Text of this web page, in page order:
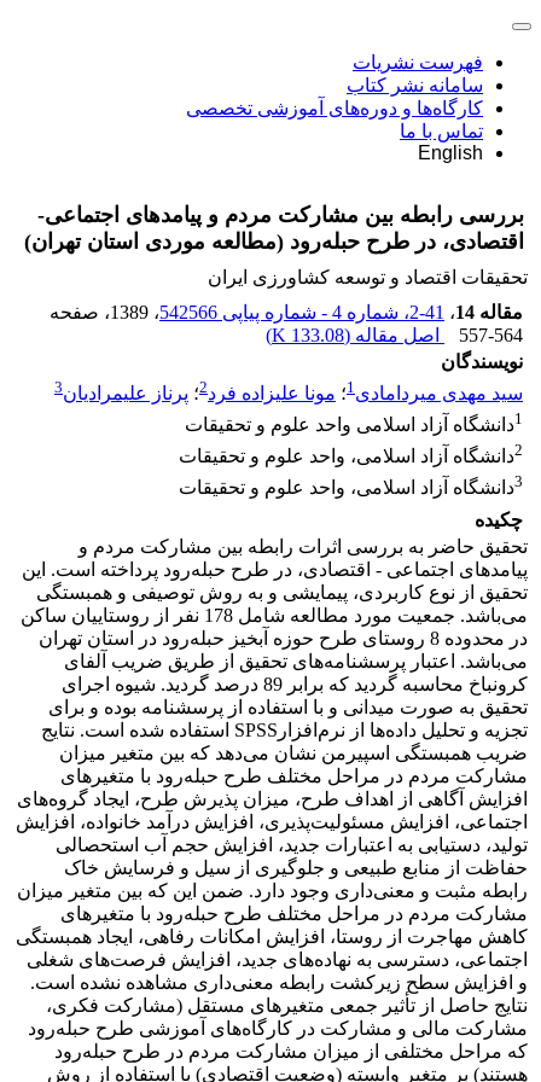
فهرست نشریات
سامانه نشر کتاب
کارگاه‌ها و دوره‌های آموزشی تخصصی
تماس با ما
English
بررسی رابطه بین مشارکت مردم و پیامدهای اجتماعی-
اقتصادی، در طرح حبله‌رود (مطالعه موردی استان تهران)
تحقیقات اقتصاد و توسعه کشاورزی ایران
مقاله 14
، 41-2، شماره 4 - شماره پیاپی 542566 ، 1389
، صفحه
557-564
اصل مقاله (133.08 K
)
نویسندگان
سید مهدی میردامادی1؛ مونا علیزاده فرد2؛ پرناز علیمرادیان3
1دانشگاه آزاد اسلامی واحد علوم و تحقیقات
2دانشگاه‌ آزاد اسلامی، واحد علوم و تحقیقات
3دانشگاه آزاد اسلامی، واحد علوم و تحقیقات
چکیده
تحقیق حاضر به بررسی اثرات رابطه بین مشارکت مردم و
پیامدهای اجتماعی - اقتصادی، در طرح حبله‌رود پرداخته است. این
تحقیق از نوع کاربردی، پیمایشی و به روش توصیفی و همبستگی
می‌باشد. جمعیت مورد مطالعه شامل 178 نفر از روستاییان ساکن
در محدوده 8 روستای طرح حوزه آبخیز حبله‌رود در استان تهران
می‌باشد. اعتبار پرسشنامه‌های تحقیق از طریق ضریب آلفای
کرونباخ محاسبه گردید که برابر 89 درصد گردید. شیوه اجرای
تحقیق به صورت میدانی و با استفاده از پرسشنامه بوده و برای
تجزیه و تحلیل داده‌ها از نرم‌افزارSPSS استفاده شده است. نتایج
ضریب همبستگی اسپیرمن نشان می‌دهد که بین متغیر میزان
مشارکت مردم در مراحل مختلف طرح حبله‌رود با متغیرهای
افزایش آگاهی از اهداف طرح، میزان پذیرش طرح، ایجاد گروه‌های
اجتماعی، افزایش مسئولیت‌پذیری، افزایش درآمد خانواده، افزایش
تولید، دستیابی به اعتبارات جدید، افزایش حجم آب استحصالی
حفاظت از منابع طبیعی و جلوگیری از سیل و فرسایش خاک
رابطه مثبت و معنی‌داری وجود دارد. ضمن این که بین متغیر میزان
مشارکت مردم در مراحل مختلف طرح حبله‌رود با متغیرهای
کاهش مهاجرت از روستا، افزایش امکانات رفاهی، ایجاد همبستگی
اجتماعی، دسترسی به نهاده‌های جدید، افزایش فرصت‌های شغلی
و افزایش سطح زیرکشت رابطه معنی‌داری مشاهده نشده است.
نتایج حاصل از تأثیر جمعی متغیرهای مستقل (مشارکت فکری،
مشارکت مالی و مشارکت در کارگاه‌های آموزشی طرح حبله‌رود
که مراحل مختلفی از میزان مشارکت مردم در طرح حبله‌رود
هستند) بر متغیر وابسته (وضعیت اقتصادی) با استفاده از روش